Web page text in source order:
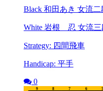
Black 和田あき 女流二
White 岩根 忍 女流三
Strategy: 四間飛車
Handicap: 平手
0